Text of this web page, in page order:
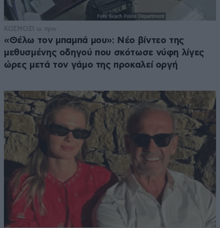
ΚΟΣΜΟΣ1 ω. πριν
«Θέλω τον μπαμπά μου»: Νέο βίντεο της
μεθυσμένης οδηγού που σκότωσε νύφη λίγες
ώρες μετά τον γάμο της προκαλεί οργή